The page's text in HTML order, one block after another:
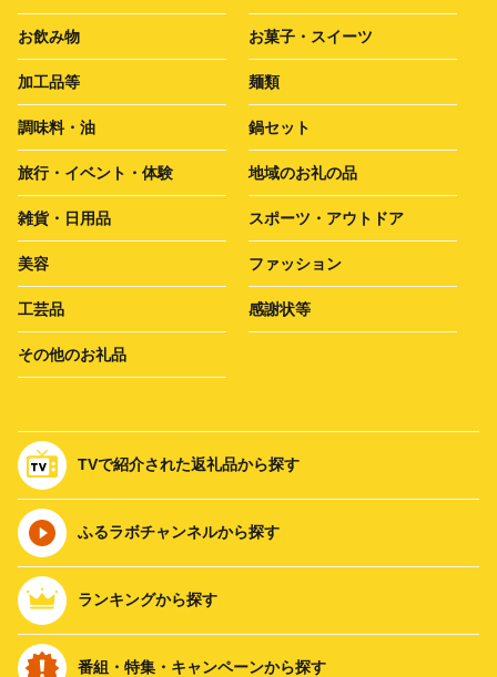
お飲み物 お菓子・スイーツ
加工品等 麺類
調味料・油 鍋セット
旅行・イベント・体験 地域のお礼の品
雑貨・日用品 スポーツ・アウトドア
美容 ファッション
工芸品 感謝状等
その他のお礼品
TVで紹介された返礼品から探す
ふるラボチャンネルから探す
ランキングから探す
番組・特集・キャンペーンから探す